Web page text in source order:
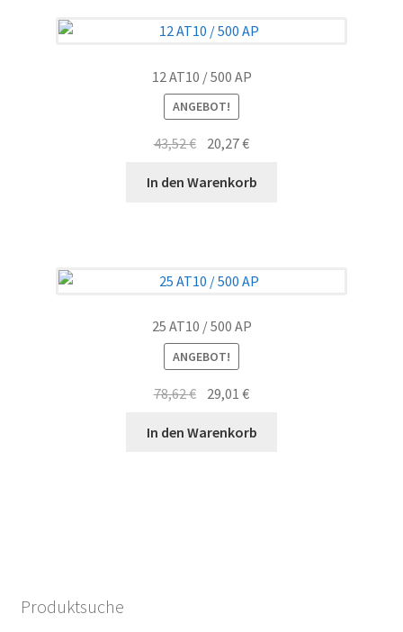
12 AT10 / 500 AP
ANGEBOT!
43,52€ Ursprünglicher
war:
20,27€Aktueller
ist:
In den Warenkorb
25 AT10 / 500 AP
ANGEBOT!
78,62€ Ursprünglicher
war:
29,01€Aktueller
ist:
In den Warenkorb
Produktsuche